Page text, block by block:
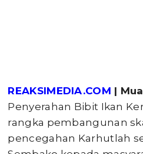
REAKSIMEDIA.COM |
Penyerahan Bibit Ikan
rangka pembangunan
pencegahan Karhutlah